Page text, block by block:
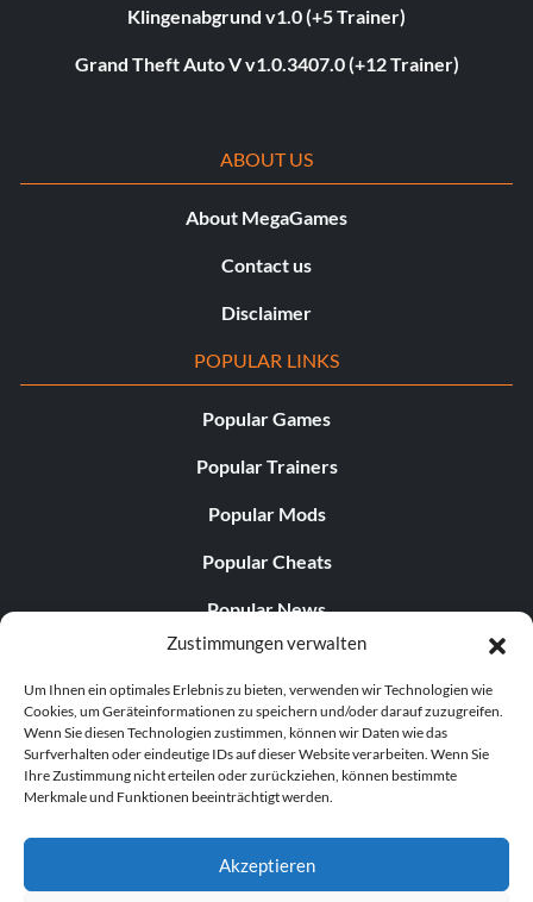
Zustimmungen verwalten
Um Ihnen ein optimales Erlebnis zu bieten, verwenden wir Technologien wie
Cookies, um Geräteinformationen zu speichern und/oder darauf zuzugreifen.
Wenn Sie diesen Technologien zustimmen, können wir Daten wie das
Surfverhalten oder eindeutige IDs auf dieser Website verarbeiten. Wenn Sie
Ihre Zustimmung nicht erteilen oder zurückziehen, können bestimmte
Merkmale und Funktionen beeinträchtigt werden.
Akzeptieren
Klingenabgrund v1.0 (+5 Trainer)
Grand Theft Auto V v1.0.3407.0 (+12 Trainer)
ABOUT US
About MegaGames
Contact us
Disclaimer
POPULAR LINKS
Popular Games
Popular Trainers
Popular Mods
Popular Cheats
Popular News
Popular Editorials
Popular Free Games
LATEST UPDATES